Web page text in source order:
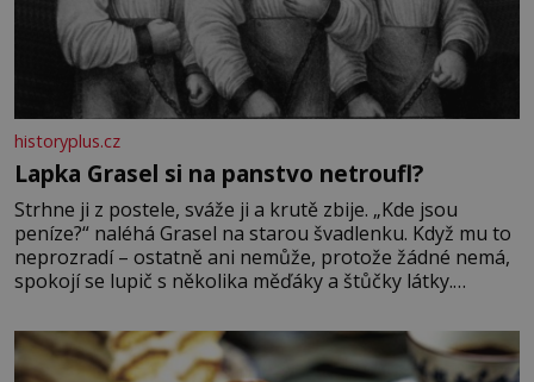
historyplus.cz
Lapka Grasel si na panstvo netroufl?
Strhne ji z postele, sváže ji a krutě zbije. „Kde jsou
peníze?“ naléhá Grasel na starou švadlenku. Když mu to
neprozradí – ostatně ani nemůže, protože žádné nemá,
spokojí se lupič s několika měďáky a štůčky látky.
krutý. Jeho činy budí hrůzu ještě dlouho po jeho smrti